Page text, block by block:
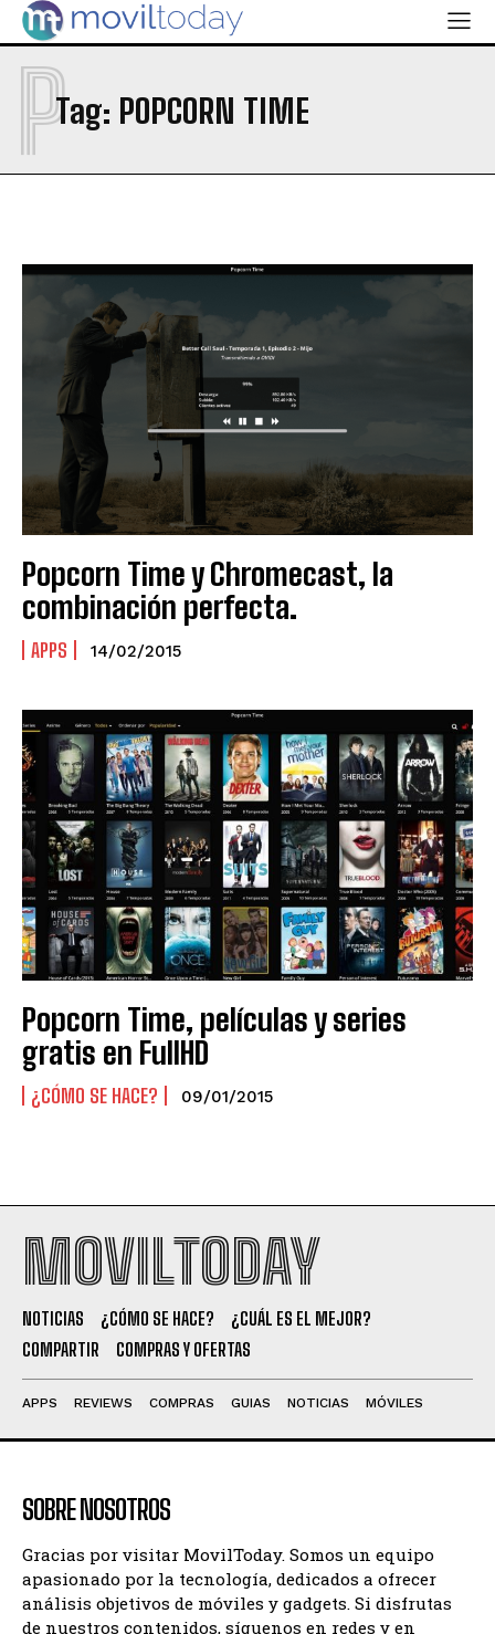
Tag: POPCORN TIME
P
Popcorn Time y Chromecast, la
combinación perfecta.
APPS 14/02/2015
Popcorn Time, películas y series
gratis en FullHD
¿CÓMO SE HACE? 09/01/2015
MOVILTODAY
NOTICIAS ¿CÓMO SE HACE?
¿CUÁL ES EL MEJOR?
COMPARTIR
COMPRAS Y OFERTAS
APPS REVIEWS COMPRAS GUIAS NOTICIAS MÓVILES
SOBRE NOSOTROS
Gracias por visitar MovilToday. Somos un equipo
apasionado por la tecnología, dedicados a ofrecer
análisis objetivos de móviles y gadgets. Si disfrutas
de nuestros contenidos, síguenos en redes y en